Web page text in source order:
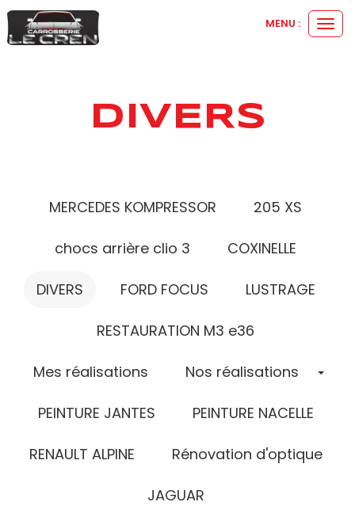
le
MENU :
DIVERS
MERCEDES KOMPRESSOR 205 XS
chocs arrière clio 3 COXINELLE
DIVERS FORD FOCUS LUSTRAGE
RESTAURATION M3 e36
Mes réalisations Nos réalisations
PEINTURE JANTES PEINTURE NACELLE
RENAULT ALPINE Rénovation d'optique
JAGUAR